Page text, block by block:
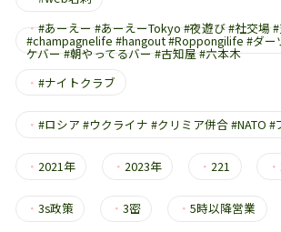
・ #あーえー #あーえーTokyo #夜遊び #社交場
#champagnelife #hangout #Roppongilife #ダー
ケバー #朝やってるバー #古知屋 #六本木
・ #ナイトクラブ
・ #ロシア #ウクライナ #クリミア併合 #NATO
・ 2021年 ・2023年 ・221 ・
・ 3s政策 ・3密 ・5時以降営業